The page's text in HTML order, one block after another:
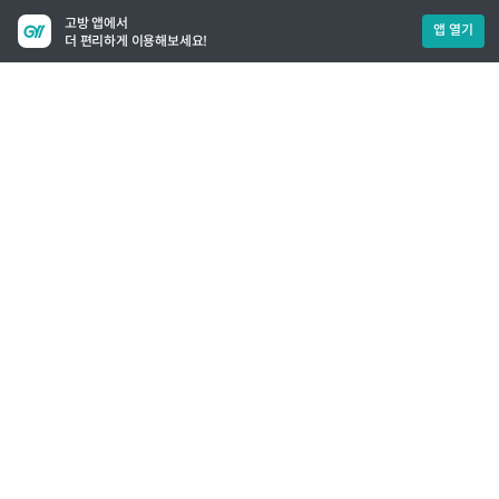
고방 앱에서
더 편리하게 이용해보세요!
앱 열기